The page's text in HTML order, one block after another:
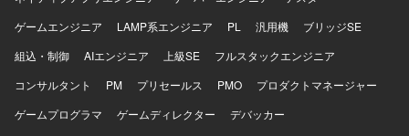
術的負債の解消やアーキテクチャ改善など、上流からの技
術的な改善提案にも携わることができます。 【開発環境】
となります。AWS上のLambdaやECSを活用したシステム構
成となります。Git/GitHubを用いたモダンなチーム開発を行
っています。AIエディター（CursorもしくはKiro）などのAI
ツールを積極的に活用した開発環境です。
ゲームエンジニア
LAMP系エンジニア PL 汎用機
ブリッジSE
組込・制御
AIエンジニア 上級SE
フルスタックエンジニア
コンサルタント
PM プリセールス PMO
プロダクトマネージャー
ゲームプログラマ
ゲームディレクター
デバッカー